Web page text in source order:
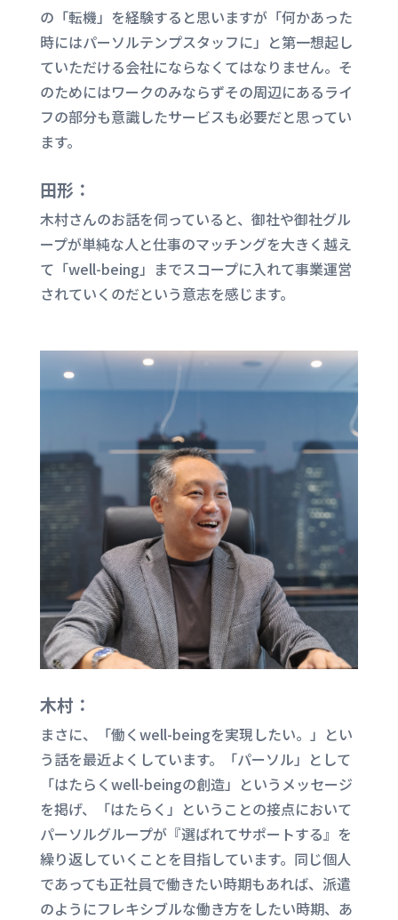
の「転機」を経験すると思いますが「何かあった
時にはパーソルテンプスタッフに」と第一想起し
ていただける会社にならなくてはなりません。そ
のためにはワークのみならずその周辺にあるライ
フの部分も意識したサービスも必要だと思ってい
ます。
田形：
木村さんのお話を伺っていると、御社や御社グル
ープが単純な人と仕事のマッチングを大きく越え
て「well-being 」までスコープに入れて事業運営
されていくのだという意志を感じます。
木村：
まさに、「働くwell-beingを実現したい。」とい
う話を最近よくしています。「パーソル」として
「はたらくwell-beingの創造」というメッセージ
を掲げ、「はたらく」ということの接点において
パーソルグループが『選ばれてサポートする』を
繰り返していくことを目指しています。同じ個人
であっても正社員で働きたい時期もあれば、派遣
のようにフレキシブルな働き方をしたい時期、あ